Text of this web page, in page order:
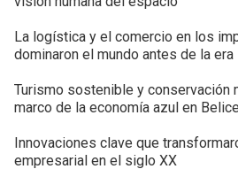
La logística y el comercio en los
dominaron el mundo antes de la
Turismo sostenible y conservación
marco de la economía azul en Belice
Innovaciones clave que
empresarial en el siglo XX